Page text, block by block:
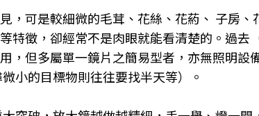
，可是較細微的毛茸、花絲、花葯、 子房
特徵，卻經常不是肉眼就能看清楚的。過去
，但多屬單一鏡片之簡易型者，亦無照明設
小的目標物則往往要找半天等）。